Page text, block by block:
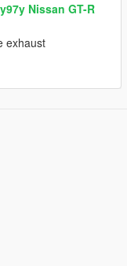
Nissan GT-R
exhaust